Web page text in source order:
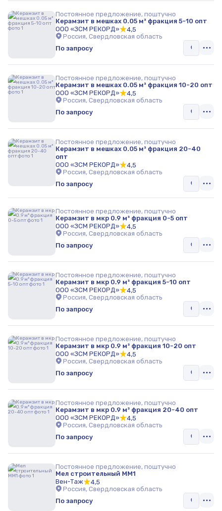
Постоянное предложение, поштучно
Керамзит в мешках 0.05 м³ фракция 5-10 опт
ООО «ЗСМ РЕКОРД»
4,5
Россия, Свердловская область
По запросу
Постоянное предложение, поштучно
Керамзит в мешках 0.05 м³ фракция 10-20 опт
ООО «ЗСМ РЕКОРД»
4,5
Россия, Свердловская область
По запросу
Постоянное предложение, поштучно
Керамзит в мешках 0.05 м³ фракция 20-40
опт
ООО «ЗСМ РЕКОРД»
4,5
Россия, Свердловская область
По запросу
Постоянное предложение, поштучно
Керамзит в мкр 0.9 м³ фракция 0-5 опт
ООО «ЗСМ РЕКОРД»
4,5
Россия, Свердловская область
По запросу
Постоянное предложение, поштучно
Керамзит в мкр 0.9 м³ фракция 5-10 опт
ООО «ЗСМ РЕКОРД»
4,5
Россия, Свердловская область
По запросу
Постоянное предложение, поштучно
Керамзит в мкр 0.9 м³ фракция 10-20 опт
ООО «ЗСМ РЕКОРД»
4,5
Россия, Свердловская область
По запросу
Постоянное предложение, поштучно
Керамзит в мкр 0.9 м³ фракция 20-40 опт
ООО «ЗСМ РЕКОРД»
4,5
Россия, Свердловская область
По запросу
Постоянное предложение, поштучно
Мел строительный ММ1
Вен-Таж
4,5
Россия, Свердловская область
По запросу